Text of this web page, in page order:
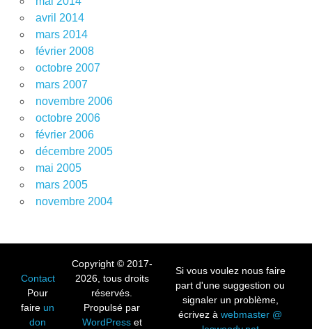
avril 2014
mars 2014
février 2008
octobre 2007
mars 2007
novembre 2006
octobre 2006
février 2006
décembre 2005
mai 2005
mars 2005
novembre 2004
Contact
Pour
faire un
don
Copyright © 2017-
2026, tous droits
réservés.
Propulsé par
WordPresset
Si vous voulez nous faire
part d'une suggestion ou
signaler un problème,
écrivez à webmaster @